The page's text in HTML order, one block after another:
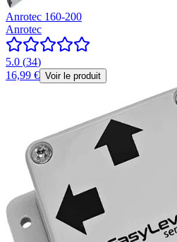
Anrotec 160-200
Anrotec
5.0 (34)
16,99 € Voir le produit